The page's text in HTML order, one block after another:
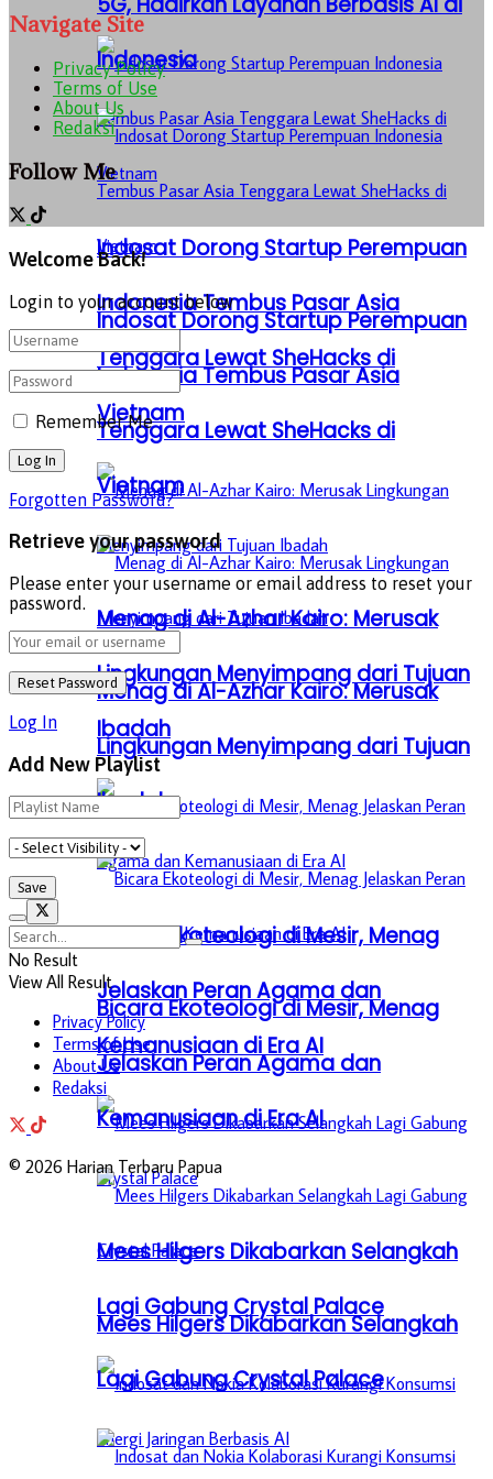
Indosat Dorong Startup Perempuan
Indonesia Tembus Pasar Asia
Tenggara Lewat SheHacks di
Vietnam
Menag di Al-Azhar Kairo: Merusak
Lingkungan Menyimpang dari Tujuan
Ibadah
Bicara Ekoteologi di Mesir, Menag
Jelaskan Peran Agama dan
Kemanusiaan di Era AI
Mees Hilgers Dikabarkan Selangkah
Lagi Gabung Crystal Palace
Indonesia
Indosat Dorong Startup Perempuan
Indonesia Tembus Pasar Asia
Tenggara Lewat SheHacks di
Vietnam
Menag di Al-Azhar Kairo: Merusak
Lingkungan Menyimpang dari Tujuan
Ibadah
Bicara Ekoteologi di Mesir, Menag
Jelaskan Peran Agama dan
Kemanusiaan di Era AI
Mees Hilgers Dikabarkan Selangkah
Lagi Gabung Crystal Palace
Navigate Site
Privacy Policy
Terms of Use
About Us
Redaksi
Follow Me
Welcome Back!
Login to your account below
Remember Me
Forgotten Password?
Retrieve your password
Please enter your username or email address to reset your
password.
Log In
Add New Playlist
No Result
View All Result
Privacy Policy
Terms of Use
About Us
Redaksi
© 2026 Harian Terbaru Papua